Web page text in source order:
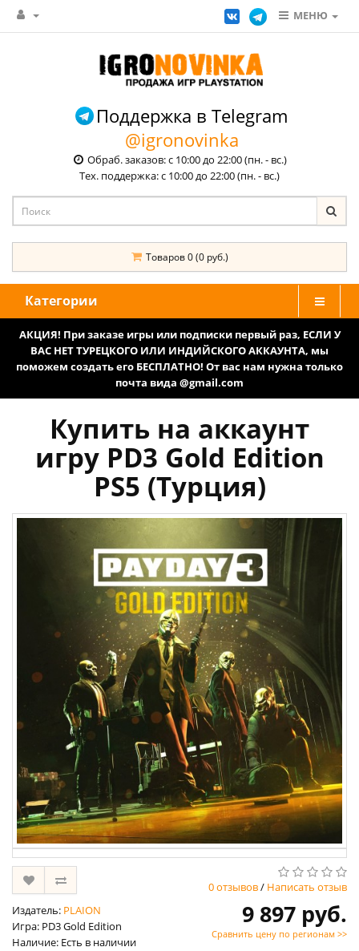
МЕНЮ
Поддержка в Telegram
@igronovinka
Обраб. заказов: с 10:00 до 22:00 (пн. - вс.)
Тех. поддержка: с 10:00 до 22:00 (пн. - вс.)
Товаров 0 (0 руб.)
Категории
АКЦИЯ! При заказе игры или подписки первый раз, ЕСЛИ У
ВАС НЕТ ТУРЕЦКОГО ИЛИ ИНДИЙСКОГО АККАУНТА, мы
поможем создать его БЕСПЛАТНО! От вас нам нужна только
почта вида @gmail.com
Купить на аккаунт
игру PD3 Gold Edition
PS5 (Турция)
0 отзывов/ Написать отзыв
Издатель: PLAION
Игра: PD3 Gold Edition
Наличие: Есть в наличии
9 897 руб.
Сравнить цену по регионам >>